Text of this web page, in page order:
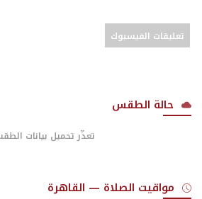
تعليقات الفيسبوك
حالة الطقس
تعذّر تحميل بيانات
مواقيت الصلاة — القاهرة